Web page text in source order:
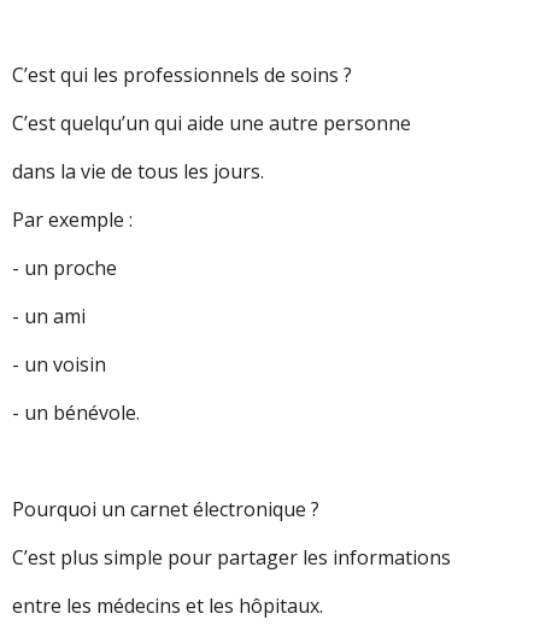
C’est qui les professionnels de soins ?
C’est quelqu’un qui aide une autre personne
dans la vie de tous les jours.
Par exemple :
- un proche
- un ami
- un voisin
- un bénévole.
Pourquoi un carnet électronique ?
C’est plus simple pour partager les informations
entre les médecins et les hôpitaux.